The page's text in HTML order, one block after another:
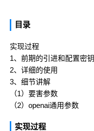
目录
实现过程
1、前期的引进和配置密钥
2、详细的使用
3、细节讲解
（1）要害参数
（2）openai通用参数
实现过程